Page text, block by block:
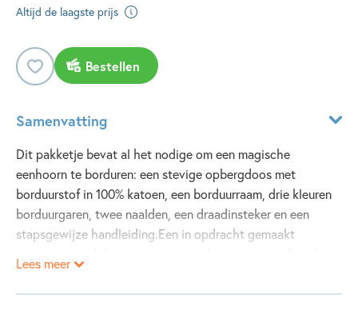
Altijd de laagste prijs
Bestellen
Samenvatting
Dit pakketje bevat al het nodige om een magische
eenhoorn te borduren: een stevige opbergdoos met
borduurstof in 100% katoen, een borduurraam, drie kleuren
borduurgaren, twee naalden, een draadinsteker en een
stapsgewijze handleiding.Een in opdracht gemaakt
borduurervaring.Met duidelijke instructies en een op de
katoenstof voorgedrukt stekenpatroon.
Lees meer